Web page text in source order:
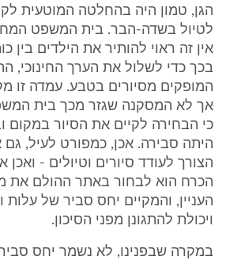
הגן, טמון היה בהחלטה המוטעית
לטיול בשדה-הבר. בית המשפט
אין זה ראוי להותיר את הילדים בין
בכך כדי לשלול את הערך החינוכי,
המופקים מסיורים בטבע. עמדה זו
אך לא המסקנה שגזר מכך בית
כי הבחירה לקיים את הסיור במקום
היתה סבירה. אכן, כמפורט לעיל,
הצורך לעודד סיורים וטיולים - ואכן
הכרח הוא לבחור באתר ההולם את
העניין, והמקיים יחס סביר של עלות
ויכולת להתגונן מפני הסיכון.
במקרה שבפנינו, לא נשמר יחס סביר